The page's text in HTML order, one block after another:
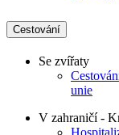
Cestování
Se zvířaty
unie
V zahraničí -